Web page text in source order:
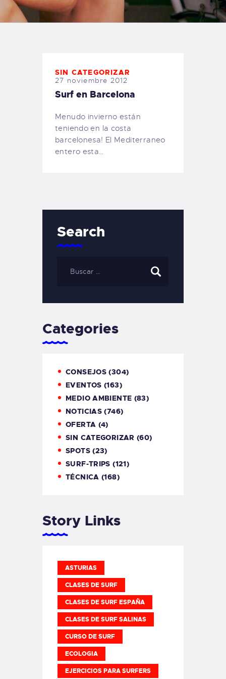
TIENDA FAMILY SURFERS
WEBCAM SALINAS
SIN CATEGORIZAR
27 noviembre 2012
Surf en Barcelona
Menudo invierno están
teniendo en la costa
barcelonesa! El Mediterraneo
entero esta…
Search
Categories
CONSEJOS (304)
EVENTOS (163)
MEDIO AMBIENTE (83)
NOTICIAS (746)
OFERTA (4)
SIN CATEGORIZAR (60)
SPOTS(23)
SURF-TRIPS (121)
TÉCNICA (168)
Story Links
ASTURIAS
CLASES DE SURF
CLASES DE SURF ESPAÑA
CLASES DE SURF SALINAS
CURSO DE SURF
ECOLOGIA
EJERCICIOS PARA SURFERS